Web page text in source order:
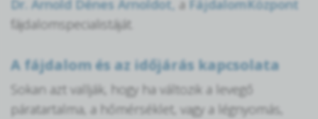
Dr. Arnold Dénes Arnoldot, a FájdalomKözpont
fájdalomspecialistáját.
A fájdalom és az időjárás kapcsolata
Sokan azt vallják, hogy ha változik a levegő
páratartalma, a hőmérséklet, vagy a légnyomás,